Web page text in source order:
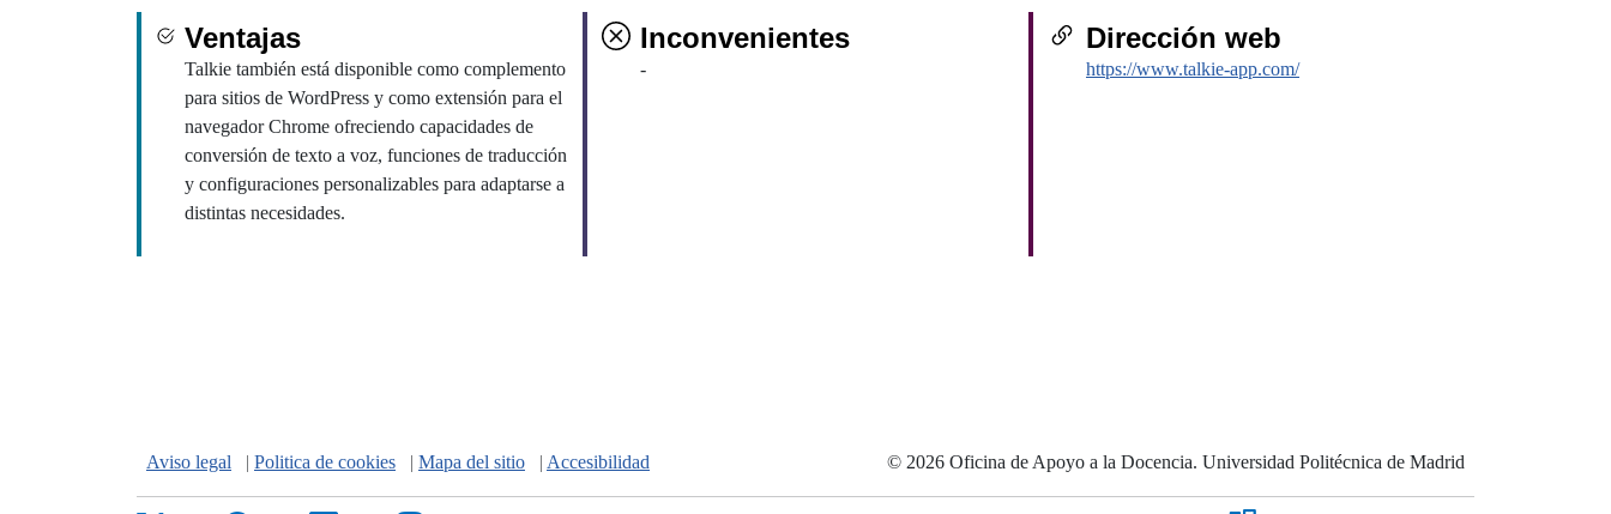
Ventajas
Talkie también está disponible como complemento
para sitios de WordPress y como extensión para el
navegador Chrome ofreciendo capacidades de
conversión de texto a voz, funciones de traducción
y configuraciones personalizables para adaptarse a
distintas necesidades.
Inconvenientes
-
Dirección web
https://www.talkie-app.com/
Aviso legal | Politica de cookies | Mapa del sitio | Accesibilidad © 2026 Oficina de Apoyo a la Docencia. Universidad Politécnica de Madrid